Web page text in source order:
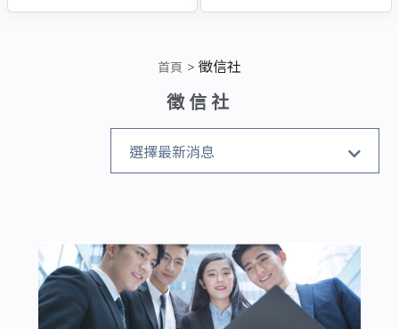
首頁 徵信社
徵信社
選擇最新消息
全部消息
搬遷清運
企業